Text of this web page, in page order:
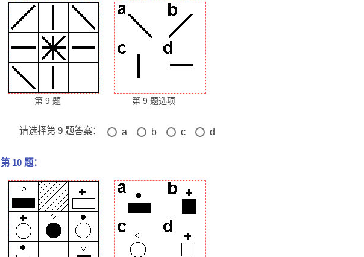
第 9 题 第 9 题选项
请选择第 9 题答案： a b c d
第 10 题：